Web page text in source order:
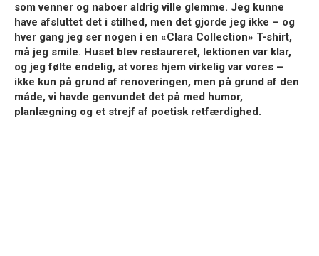
som venner og naboer aldrig ville glemme. Jeg kunne
have afsluttet det i stilhed, men det gjorde jeg ikke – og
hver gang jeg ser nogen i en «Clara Collection» T-shirt,
må jeg smile. Huset blev restaureret, lektionen var klar,
og jeg følte endelig, at vores hjem virkelig var vores –
ikke kun på grund af renoveringen, men på grund af den
måde, vi havde genvundet det på med humor,
planlægning og et strejf af poetisk retfærdighed.